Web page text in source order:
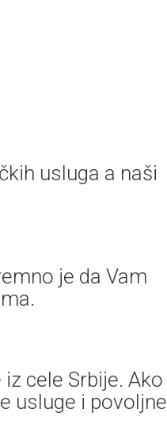
usluga a naši
je da Vam
cele Srbije. Ako
usluge i povoljne